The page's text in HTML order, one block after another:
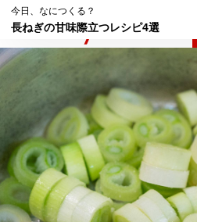
今日、なにつくる？
長ねぎの甘味際立つレシピ4選